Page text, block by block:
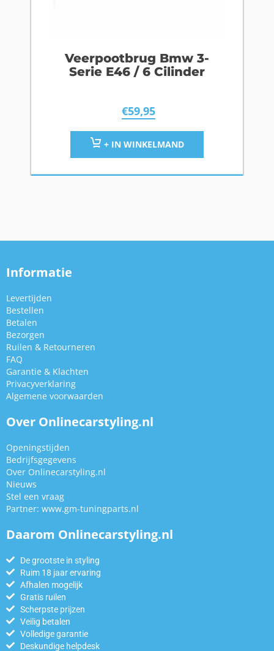
Veerpootbrug Bmw 3-
Serie E46 / 6 Cilinder
€59,95
+ IN WINKELMAND
Informatie
Levertijden
Bestellen
Betalen
Bezorgen
Ruilen & Retourneren
FAQ
Garantie & Klachten
Privacyverklaring
Algemene voorwaarden
Over Onlinecarstyling.nl
Openingstijden
Bedrijfsgegevens
Over Onlinecarstyling.nl
Nieuws
Stel een vraag
Partner: www.gm-tuningparts.nl
Daarom Onlinecarstyling.nl
De grootste in styling
Ruim 18 jaar ervaring
Afhalen mogelijk
Gratis ruilen
Scherpste prijzen
Veilig betalen
Volledige garantie
Deskundige helpdesk